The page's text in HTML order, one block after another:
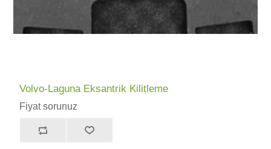
Volvo-Laguna Eksantrik Kilitleme
Fiyat sorunuz